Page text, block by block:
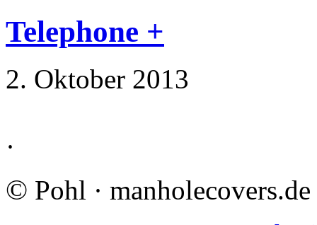
Telephone +
2. Oktober 2013
·
© Pohl · manholecovers.de